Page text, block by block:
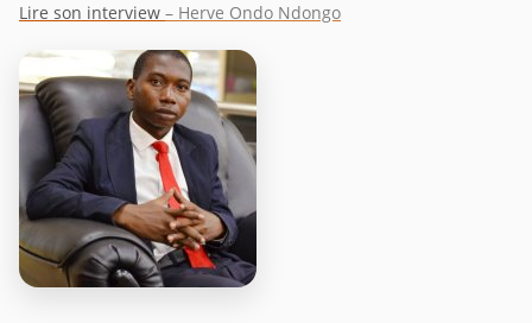
Lire son interview – Herve Ondo Ndongo